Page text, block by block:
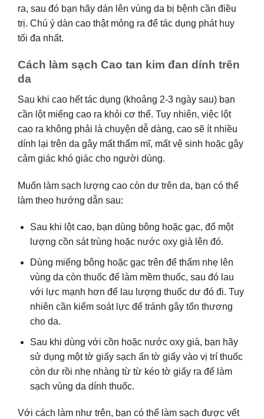
ra, sau đó bạn hãy dán lên vùng da bị bệnh cần điều
trị. Chú ý dàn cao thật mỏng ra để tác dụng phát huy
tối đa nhất.
Cách làm sạch Cao tan kim đan dính trên
da
Sau khi cao hết tác dụng (khoảng 2-3 ngày sau) bạn
cần lột miếng cao ra khỏi cơ thể. Tuy nhiên, việc lột
cao ra không phải là chuyện dễ dàng, cao sẽ ít nhiều
dính lại trên da gây mất thẩm mĩ, mất vệ sinh hoặc gây
cảm giác khó giác cho người dùng.
Muốn làm sạch lượng cao còn dư trên da, bạn có thể
làm theo hướng dẫn sau:
Sau khi lột cao, bạn dùng bông hoặc gạc, đổ một
lượng cồn sát trùng hoặc nước oxy già lên đó.
Dùng miếng bông hoặc gạc trên để thấm nhẹ lên
vùng da còn thuốc để làm mềm thuốc, sau đó lau
với lực mạnh hơn để lau lượng thuốc dư đó đi. Tuy
nhiên cần kiểm soát lực để tránh gây tổn thương
cho da.
Sau khi dùng với cồn hoặc nước oxy già, bạn hãy
sử dụng một tờ giấy sạch ấn tờ giấy vào vị trí thuốc
còn dư rồi nhẹ nhàng từ từ kéo tờ giấy ra để làm
sạch vùng da dính thuốc.
Với cách làm như trên, bạn có thể làm sạch được vết